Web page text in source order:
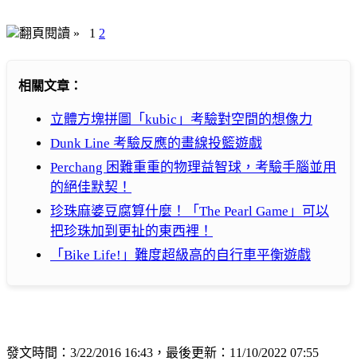
翻頁閱讀 » 1 2
相關文章：
立體方塊拼圖「kubic」考驗對空間的想像力
Dunk Line 考驗反應的畫線投籃遊戲
Perchang 困難重重的物理益智球，考驗手腦並用
的絕佳默契！
珍珠麻婆豆腐算什麼！「The Pearl Game」可以
把珍珠加到更扯的東西裡！
「Bike Life!」難度超級高的自行車平衡遊戲
發文時間：3/22/2016 16:43，最後更新：11/10/2022 07:55